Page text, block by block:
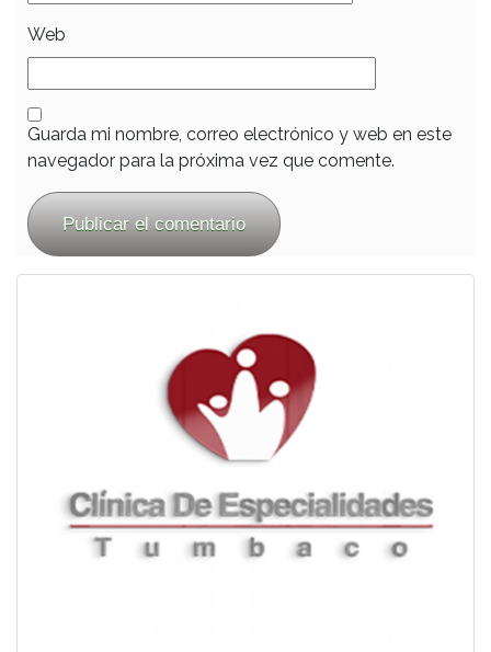
Web
Guarda mi nombre, correo electrónico y web en este
navegador para la próxima vez que comente.